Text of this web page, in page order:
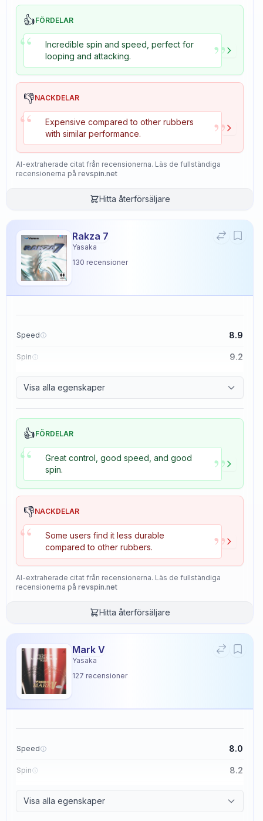
👍FÖRDELAR
“
Incredible spin and speed, perfect for
looping and attacking.
”
👎NACKDELAR
“
Expensive compared to other rubbers
with similar performance.
”
AI-extraherade citat från recensionerna. Läs de fullständiga
recensionerna på revspin.net
Hitta återförsäljare
Rakza 7
Yasaka
130 recensioner
Speed 8.9
Spin 9.2
Visa alla egenskaper
👍FÖRDELAR
“
Great control, good speed, and good
spin.
”
👎NACKDELAR
“
Some users find it less durable
compared to other rubbers.
”
AI-extraherade citat från recensionerna. Läs de fullständiga
recensionerna på revspin.net
Hitta återförsäljare
Mark V
Yasaka
127 recensioner
Speed 8.0
Spin 8.2
Visa alla egenskaper